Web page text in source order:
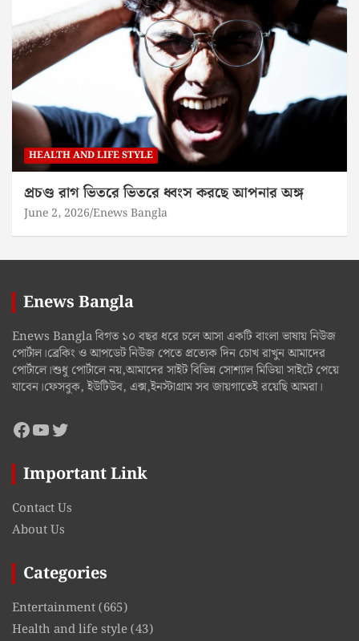
HEALTH AND LIFE STYLE
প্রচণ্ড রাগ ভিতরে ভিতরে ধ্বংস করছে আপনার অঙ্গ
June 2, 2026 Enews Bangla
Enews Bangla
Enews Bangla বিগত ১০ বছর ধরে চলে আসা একটি বাংলা ভাষায় নিউজ
পোর্টাল।ব্রেকিং ও আপডেট নিউজ পেতে প্রত্যেক দিন চোখ রাখুন আমাদের
পোর্টালে।শুধু পোর্টালে নয়,আমাদের সাইট বিভিন্ন সোশ্যাল মিডিয়া সাইটে পেয়ে
যাবেন।ফেসবুক, ইউটিউব, এক্স,ইনস্টাগ্রাম সব জায়গাতেই রয়েছি আমরা।
Facebook
YouTube
Twitter
Important Link
Contact Us
About Us
Categories
Entertainment(665)
Health and life style(43)